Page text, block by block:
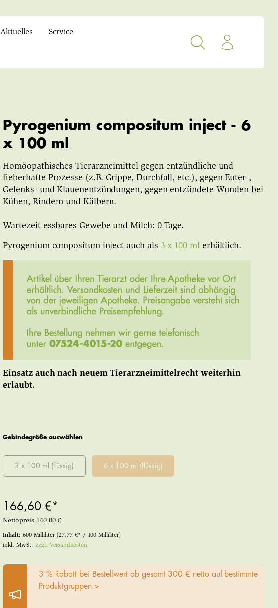
Aktuelles Service
Pyrogenium compositum inject - 6
x 100 ml
Homöopathisches Tierarzneimittel gegen entzündliche und
fieberhafte Prozesse (z.B. Grippe, Durchfall, etc.), gegen Euter-,
Gelenks- und Klauenentzündungen, gegen entzündete Wunden bei
Kühen, Rindern und Kälbern.
Wartezeit essbares Gewebe und Milch: 0 Tage.
Pyrogenium compositum inject auch als 3 x 100 mlerhältlich.
Einsatz auch nach neuem Tierarzneimittelrecht weiterhin
erlaubt.
Gebindegröße auswählen
3 x 100 ml (flüssig) 6 x 100 ml (flüssig)
166,60 €*
Nettopreis 140,00 €
Inhalt: 600 Milliliter (27,77 €* / 100 Milliliter)
inkl. MwSt. zzgl. Versandkosten
3 % Rabatt bei Bestellwert ab gesamt 300 € netto auf bestimmte
Produktgruppen >